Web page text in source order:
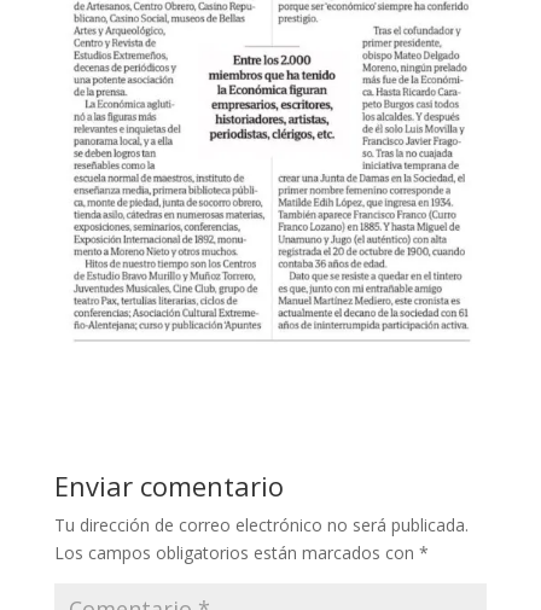
Enviar comentario
Tu dirección de correo electrónico no será publicada.
Los campos obligatorios están marcados con *